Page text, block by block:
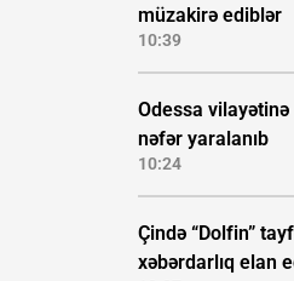
müzakirə ediblər
10:39
Odessa
nəfər yaralanıb
10:24
Çində “Dolfin”
xəbərdarlıq elan